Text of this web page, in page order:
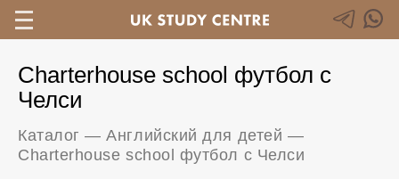
Charterhouse school футбол с
Челси
Каталог —Английский для детей —
Charterhouse school футбол с Челси